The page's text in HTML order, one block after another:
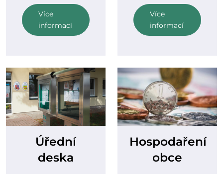
Více
informací
Více
informací
Úřední
deska
Hospodaření
obce